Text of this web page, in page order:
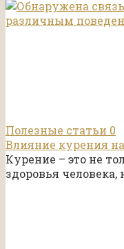
Полезные статьи 0
Влияние курения
Курение – это не
здоровья